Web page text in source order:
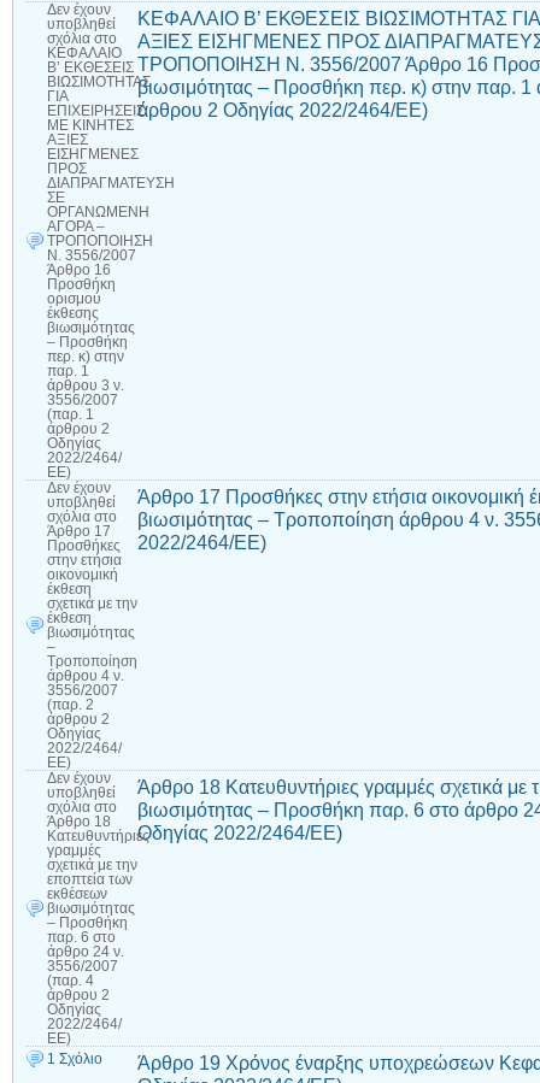
Δεν έχουν
υποβληθεί
σχόλια στο
ΚΕΦΑΛΑΙΟ
Β’ ΕΚΘΕΣΕΙΣ
ΒΙΩΣΙΜΟΤΗΤΑΣ
ΓΙΑ
ΕΠΙΧΕΙΡΗΣΕΙΣ
ΜΕ ΚΙΝΗΤΕΣ
ΑΞΙΕΣ
ΕΙΣΗΓΜΕΝΕΣ
ΠΡΟΣ
ΔΙΑΠΡΑΓΜΑΤΕΥΣΗ
ΣΕ
ΟΡΓΑΝΩΜΕΝΗ
ΑΓΟΡΑ –
ΤΡΟΠΟΠΟΙΗΣΗ
Ν. 3556/2007
Άρθρο 16
Προσθήκη
ορισμού
έκθεσης
βιωσιμότητας
– Προσθήκη
περ. κ) στην
παρ. 1
άρθρου 3 ν.
3556/2007
(παρ. 1
άρθρου 2
Οδηγίας
2022/2464/
ΕΕ)
ΚΕΦΑΛΑΙΟ Β’ ΕΚΘΕΣΕΙΣ ΒΙΩΣΙΜΟΤΗΤΑΣ
ΑΞΙΕΣ ΕΙΣΗΓΜΕΝΕΣ ΠΡΟΣ
ΤΡΟΠΟΠΟΙΗΣΗ Ν. 3556/2007 Άρθρο 16
βιωσιμότητας – Προσθήκη περ. κ) στην παρ.
άρθρου 2 Οδηγίας 2022/2464/ΕΕ)
Δεν έχουν
υποβληθεί
σχόλια στο
Άρθρο 17
Προσθήκες
στην ετήσια
οικονομική
έκθεση
σχετικά με την
έκθεση
βιωσιμότητας
–
Τροποποίηση
άρθρου 4 ν.
3556/2007
(παρ. 2
άρθρου 2
Οδηγίας
2022/2464/
ΕΕ)
Άρθρο 17 Προσθήκες στην ετήσια οικονομική
βιωσιμότητας – Τροποποίηση άρθρου 4 ν.
2022/2464/ΕΕ)
Δεν έχουν
υποβληθεί
σχόλια στο
Άρθρο 18
Κατευθυντήριες
γραμμές
σχετικά με την
εποπτεία των
εκθέσεων
βιωσιμότητας
– Προσθήκη
παρ. 6 στο
άρθρο 24 ν.
3556/2007
(παρ. 4
άρθρου 2
Οδηγίας
2022/2464/
ΕΕ)
Άρθρο 18 Κατευθυντήριες γραμμές σχετικά με
βιωσιμότητας – Προσθήκη παρ. 6 στο άρθρο
Οδηγίας 2022/2464/ΕΕ)
1 Σχόλιο
Άρθρο 19 Χρόνος έναρξης υποχρεώσεων